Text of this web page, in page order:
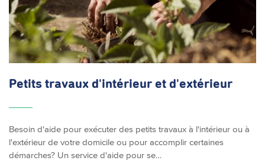
Petits travaux d'intérieur et d'extérieur
Besoin d'aide pour exécuter des petits travaux à l'intérieur ou à
l'extérieur de votre domicile ou pour accomplir certaines
démarches? Un service d'aide pour se…